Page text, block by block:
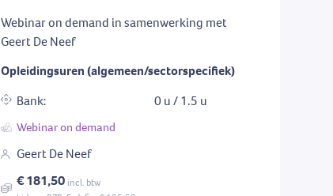
Webinar on demand in samenwerking met
Geert De Neef
Opleidingsuren (algemeen/sectorspecifiek)
Bank:
0 u / 1.5 u
Webinar on demand
Geert De Neef
€ 181,50 incl. btw